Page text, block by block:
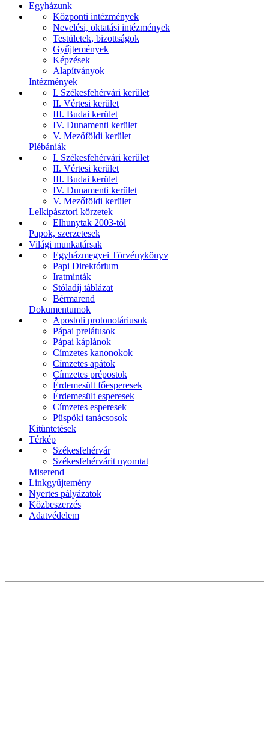
Egyházunk
Központi intézmények
Nevelési, oktatási intézmények
Testületek, bizottságok
Gyűjtemények
Képzések
Alapítványok
Intézmények
I. Székesfehérvári kerület
II. Vértesi kerület
III. Budai kerület
IV. Dunamenti kerület
V. Mezőföldi kerület
Plébániák
I. Székesfehérvári kerület
II. Vértesi kerület
III. Budai kerület
IV. Dunamenti kerület
V. Mezőföldi kerület
Lelkipásztori körzetek
Elhunytak 2003-tól
Papok, szerzetesek
Világi munkatársak
Egyházmegyei Törvénykönyv
Papi Direktórium
Iratminták
Stóladíj táblázat
Bérmarend
Dokumentumok
Apostoli protonotáriusok
Pápai prelátusok
Pápai káplánok
Címzetes kanonokok
Címzetes apátok
Címzetes prépostok
Érdemesült főesperesek
Érdemesült esperesek
Címzetes esperesek
Püspöki tanácsosok
Kitüntetések
Térkép
Székesfehérvár
Székesfehérvárit nyomtat
Miserend
Linkgyűjtemény
Nyertes pályázatok
Közbeszerzés
Adatvédelem